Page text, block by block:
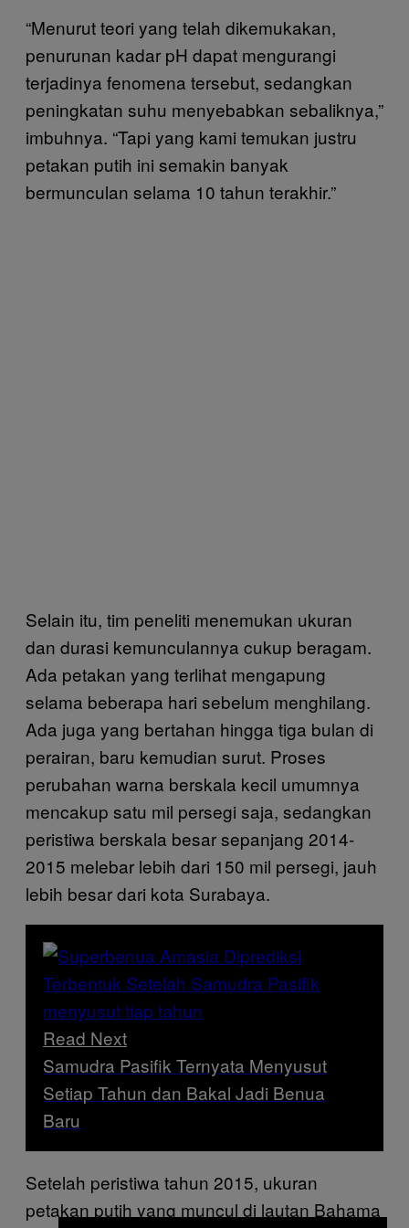
“Menurut teori yang telah dikemukakan,
penurunan kadar pH dapat mengurangi
terjadinya fenomena tersebut, sedangkan
peningkatan suhu menyebabkan sebaliknya,”
imbuhnya. “Tapi yang kami temukan justru
petakan putih ini semakin banyak
bermunculan selama 10 tahun terakhir.”
Selain itu, tim peneliti menemukan ukuran
dan durasi kemunculannya cukup beragam.
Ada petakan yang terlihat mengapung
selama beberapa hari sebelum menghilang.
Ada juga yang bertahan hingga tiga bulan di
perairan, baru kemudian surut. Proses
perubahan warna berskala kecil umumnya
mencakup satu mil persegi saja, sedangkan
peristiwa berskala besar sepanjang 2014-
2015 melebar lebih dari 150 mil persegi, jauh
lebih besar dari kota Surabaya.
Read Next
Samudra Pasifik Ternyata Menyusut
Setiap Tahun dan Bakal Jadi Benua
Baru
Setelah peristiwa tahun 2015, ukuran
petakan putih yang muncul di lautan Bahama